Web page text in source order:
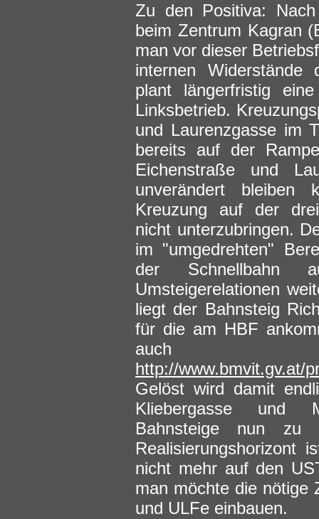
Zu den Positiva:
beim Zentrum Kagran
man vor dieser
internen Widerstände
plant längerfristig
Linksbetrieb.
und Laurenzgasse im
bereits auf der
Eichenstraße und
unverändert bleiben
Kreuzung auf der
nicht unterzubringen.
im "umgedrehten"
der Schnellbahn
Umsteigerelationen
liegt der Bahnsteig
für die am HBF
auch
http://www.bmvit.gv.at/
Gelöst wird damit
Kliebergasse und
Bahnsteige nun zu
Realisierungshorizont
nicht mehr auf den
man möchte die nötige
und ULFe einbauen.